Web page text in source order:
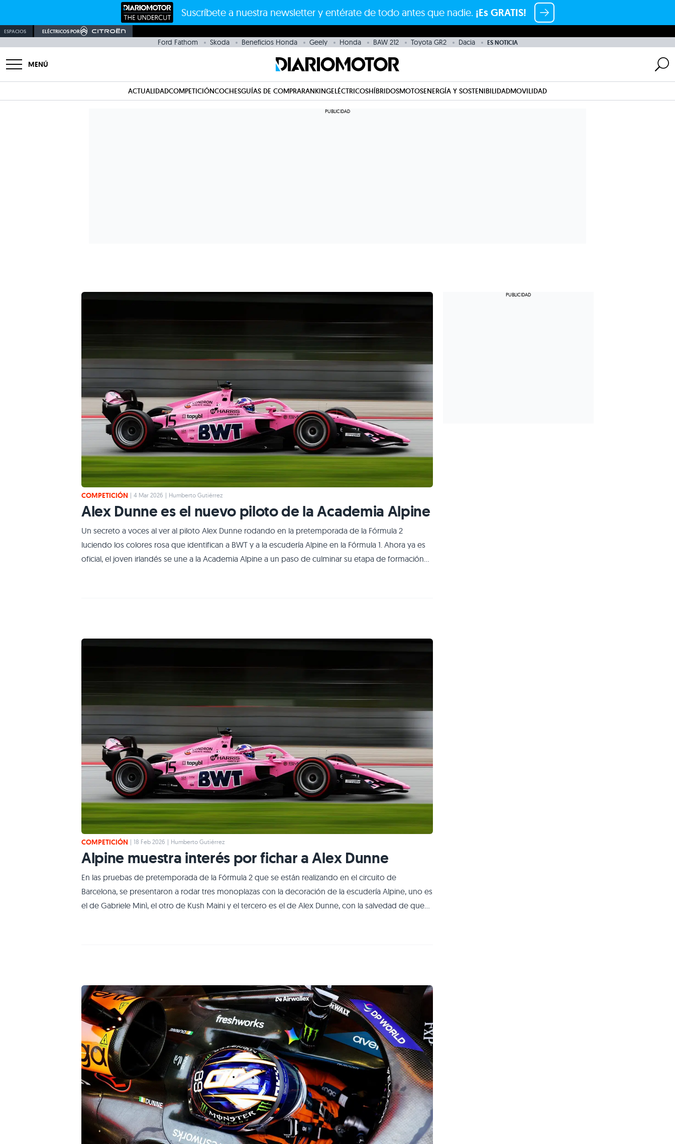
Suscríbete a nuestra newsletter y entérate de todo antes que nadie. ¡Es GRATIS!
ESPACIOS ELÉCTRICOS POR
Ford Fathom Skoda Beneficios Honda Geely Honda BAW 212 Toyota GR2 Dacia ES NOTICIA
MENÚ
ACTUALIDADCOMPETICIÓNCOCHESGUÍAS DE COMPRARANKINGELÉCTRICOSHÍBRIDOSMOTOSENERGÍA Y SOSTENIBILIDADMOVILIDAD
COMPETICIÓN | 4 Mar 2026 | Humberto Gutiérrez
Alex Dunne es el nuevo piloto de la Academia Alpine
Un secreto a voces al ver al piloto Alex Dunne rodando en la pretemporada de la Fórmula 2
luciendo los colores rosa que identifican a BWT y a la escudería Alpine en la Fórmula 1. Ahora ya es
oficial, el joven irlandés se une a la Academia Alpine a un paso de culminar su etapa de formación
COMPETICIÓN | 18 Feb 2026 | Humberto Gutiérrez
Alpine muestra interés por fichar a Alex Dunne
En las pruebas de pretemporada de la Fórmula 2 que se están realizando en el circuito de
Barcelona, se presentaron a rodar tres monoplazas con la decoración de la escudería Alpine, uno es
el de Gabriele Minì, el otro de Kush Maini y el tercero es el de Alex Dunne, con la salvedad de que